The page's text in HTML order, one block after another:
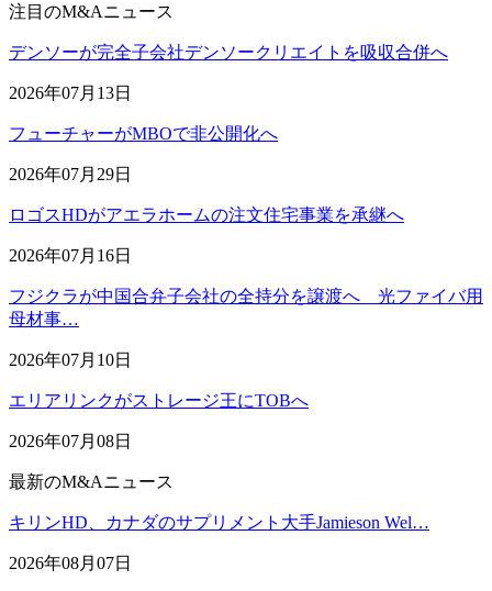
注目のM&Aニュース
デンソーが完全子会社デンソークリエイトを吸収合併へ
2026年07月13日
フューチャーがMBOで非公開化へ
2026年07月29日
ロゴスHDがアエラホームの注文住宅事業を承継へ
2026年07月16日
フジクラが中国合弁子会社の全持分を譲渡へ 光ファイバ用
母材事…
2026年07月10日
エリアリンクがストレージ王にTOBへ
2026年07月08日
最新のM&Aニュース
キリンHD、カナダのサプリメント大手Jamieson Wel…
2026年08月07日